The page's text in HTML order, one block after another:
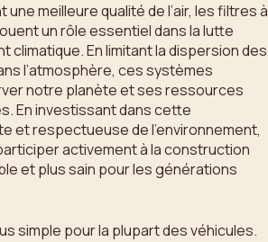
une meilleure qualité de l’air, les filtres à
un rôle essentiel dans la lutte
climatique. En limitant la dispersion des
l’atmosphère, ces systèmes
notre planète et ses ressources
En investissant dans cette
et respectueuse de l’environnement,
activement à la construction
et plus sain pour les générations
simple pour la plupart des véhicules.